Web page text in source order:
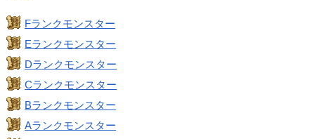
Fランクモンスター
Eランクモンスター
Dランクモンスター
Cランクモンスター
Bランクモンスター
Aランクモンスター